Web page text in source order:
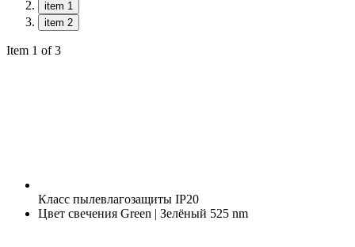
item 1
item 2
Item 1 of 3
Класс пылевлагозащиты IP20
Цвет свечения Green | Зелёный 525 nm